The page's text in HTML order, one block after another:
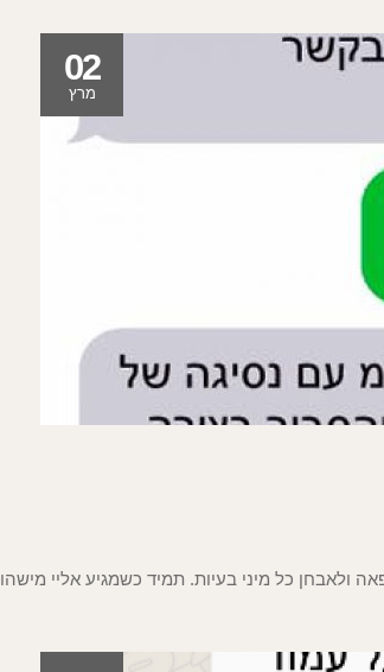
02
מרץ
ולאבחן כל מיני בעיות. תמיד כשמגיע אליי